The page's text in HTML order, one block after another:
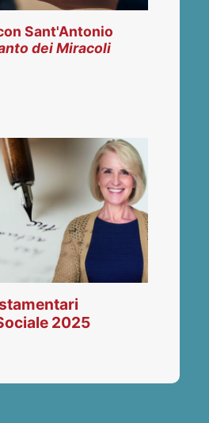
Sant'Antonio
dei Miracoli
2025